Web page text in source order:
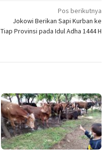
Pos berikutnya
Jokowi Berikan Sapi Kurban ke
Tiap Provinsi pada Idul Adha 1444 H